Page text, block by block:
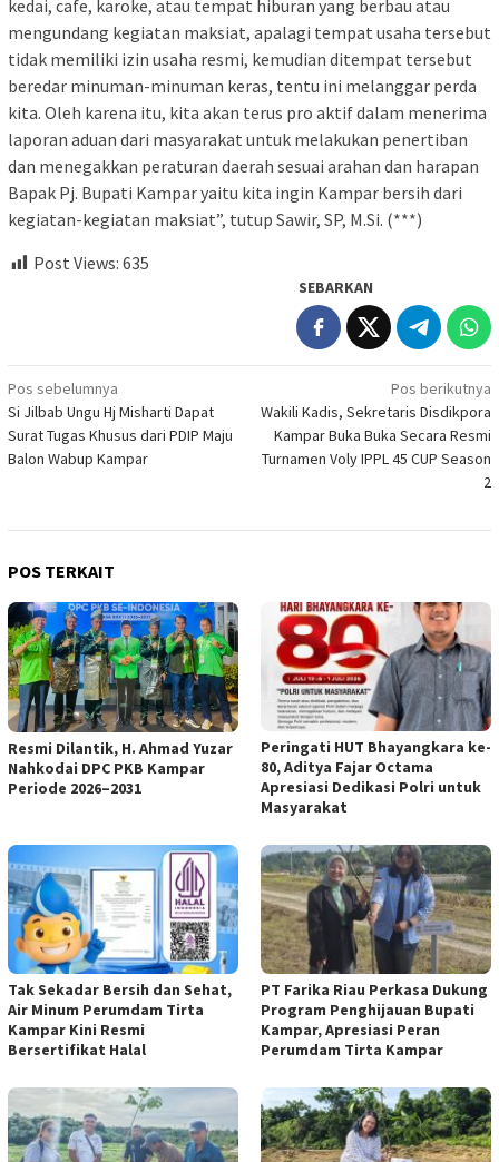
kedai, cafe, karoke, atau tempat hiburan yang berbau atau
mengundang kegiatan maksiat, apalagi tempat usaha tersebut
tidak memiliki izin usaha resmi, kemudian ditempat tersebut
beredar minuman-minuman keras, tentu ini melanggar perda
kita. Oleh karena itu, kita akan terus pro aktif dalam menerima
laporan aduan dari masyarakat untuk melakukan penertiban
dan menegakkan peraturan daerah sesuai arahan dan harapan
Bapak Pj. Bupati Kampar yaitu kita ingin Kampar bersih dari
kegiatan-kegiatan maksiat”, tutup Sawir, SP, M.Si. (***)
Post Views: 635
SEBARKAN
Navigasi
pos
Pos sebelumnya
Si Jilbab Ungu Hj Misharti Dapat
Surat Tugas Khusus dari PDIP Maju
Balon Wabup Kampar
Pos berikutnya
Wakili Kadis, Sekretaris Disdikpora
Kampar Buka Buka Secara Resmi
Turnamen Voly IPPL 45 CUP Season
2
POS TERKAIT
Resmi Dilantik, H. Ahmad Yuzar
Nahkodai DPC PKB Kampar
Periode 2026–2031
Peringati HUT Bhayangkara ke-
80, Aditya Fajar Octama
Apresiasi Dedikasi Polri untuk
Masyarakat
Tak Sekadar Bersih dan Sehat,
Air Minum Perumdam Tirta
Kampar Kini Resmi
Bersertifikat Halal
PT Farika Riau Perkasa Dukung
Program Penghijauan Bupati
Kampar, Apresiasi Peran
Perumdam Tirta Kampar